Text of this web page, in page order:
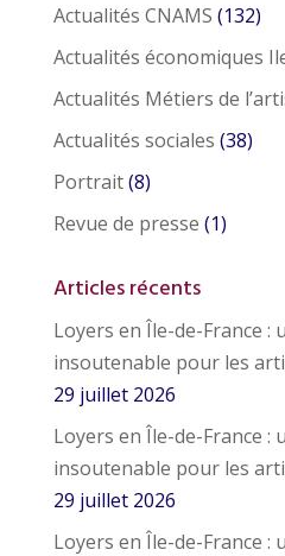
Actualités CNAMS (132)
Actualités économiques
Actualités Métiers de
Actualités sociales (38)
Portrait(8)
Revue de presse (1)
Articles récents
Loyers en Île-de-France :
insoutenable pour les
29 juillet 2026
Loyers en Île-de-France :
insoutenable pour les
29 juillet 2026
Loyers en Île-de-France :